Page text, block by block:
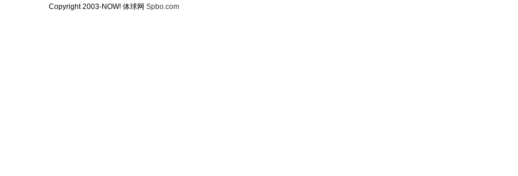
Copyright 2003-NOW! 体球网 Spbo.com